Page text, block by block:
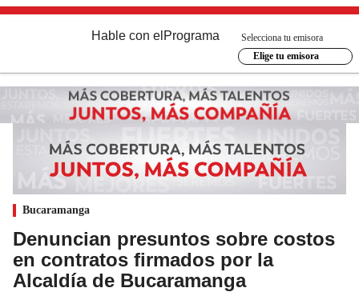
Hable con el Programa
Selecciona tu emisora
Elige tu emisora
Bucaramanga
Denuncian presuntos sobre costos
en contratos firmados por la
Alcaldía de Bucaramanga